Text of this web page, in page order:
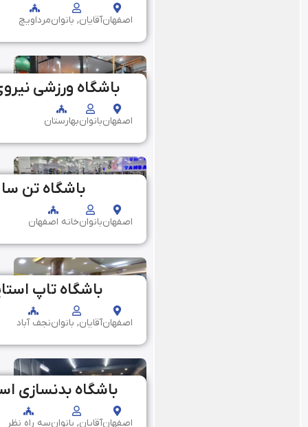
اصفهانآقایان, بانوانمرداویچ
باشگاه ورزشی
اصفهانبانوانبهارستان
باشگاه تن سا
اصفهانبانوانخانه اصفهان
باشگاه تاپ
اصفهانآقایان, بانواننجف آباد
باشگاه بدنسازی
اصفهانآقایان, بانوانسه راه نظر